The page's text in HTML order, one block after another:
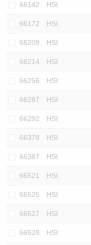
66142 HSI
66172 HSI
66209 HSI
66214 HSI
66256 HSI
66287 HSI
66292 HSI
66378 HSI
66387 HSI
66521 HSI
66525 HSI
66527 HSI
66528 HSI